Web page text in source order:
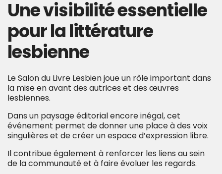
Une visibilité essentielle
pour la littérature
lesbienne
Le Salon du Livre Lesbien joue un rôle important dans
la mise en avant des autrices et des œuvres
lesbiennes.
Dans un paysage éditorial encore inégal, cet
événement permet de donner une place à des voix
singulières et de créer un espace d’expression libre.
Il contribue également à renforcer les liens au sein
de la communauté et à faire évoluer les regards.